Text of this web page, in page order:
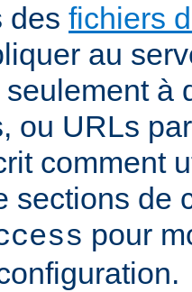
des fichiers
au
à
ou URLs
comment
sections de
pour